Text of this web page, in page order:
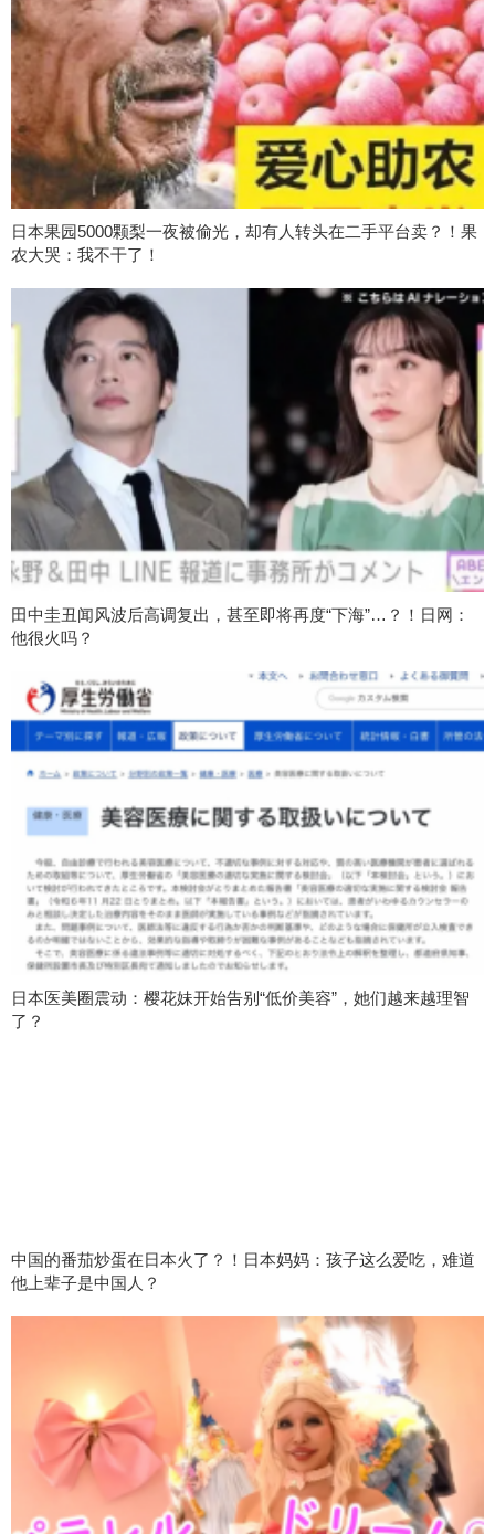
日本果园5000颗梨一夜被偷光，却有人转头在二手平台卖？！果
农大哭：我不干了！
田中圭丑闻风波后高调复出，甚至即将再度“下海”…？！日网：
他很火吗？
日本医美圈震动：樱花妹开始告别“低价美容”，她们越来越理智
了？
中国的番茄炒蛋在日本火了？！日本妈妈：孩子这么爱吃，难道
他上辈子是中国人？